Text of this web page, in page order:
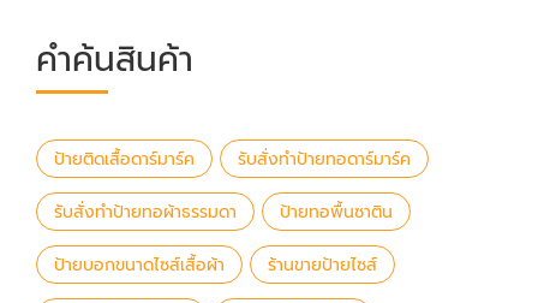
คำค้นสินค้า
ป้ายติดเสื้อดาร์มาร์ค รับสั่งทำป้ายทอดาร์มาร์ค
รับสั่งทำป้ายทอผ้าธรรมดา ป้ายทอพื้นซาติน
ป้ายบอกขนาดไซส์เสื้อผ้า ร้านขายป้ายไซส์